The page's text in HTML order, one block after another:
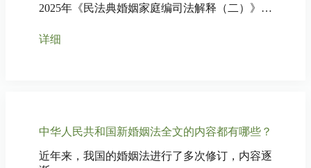
2025年《民法典婚姻家庭编司法解释（二）》…
详细
中华人民共和国新婚姻法全文的内容都有哪些？
近年来，我国的婚姻法进行了多次修订，内容逐